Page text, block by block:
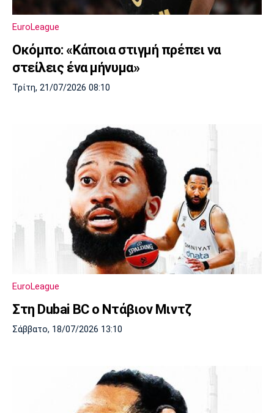
EuroLeague
Οκόμπο: «Κάποια στιγμή πρέπει να
στείλεις ένα μήνυμα»
Τρίτη, 21/07/2026 08:10
EuroLeague
Στη Dubai BC ο Ντάβιον Μιντζ
Σάββατο, 18/07/2026 13:10